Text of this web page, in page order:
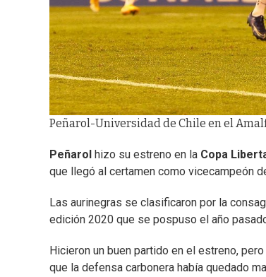
Peñarol-Universidad de Chile en el
Peñarol hizo su estreno en la Copa
que llegó al certamen como vicecampeón
Las aurinegras se clasificaron por la
edición 2020 que se pospuso el año
Hicieron un buen partido en el estreno,
que la defensa carbonera había quedado